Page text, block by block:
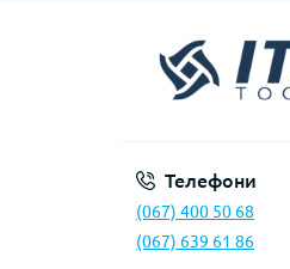
Телефони
(067) 400 50 68
(067) 639 61 86